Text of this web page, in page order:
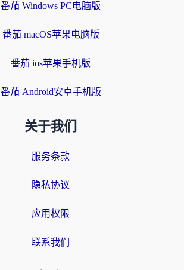
番茄 Windows PC电脑版
番茄 macOS苹果电脑版
番茄 ios苹果手机版
番茄 Android安卓手机版
关于我们
服务条款
隐私协议
应用权限
联系我们